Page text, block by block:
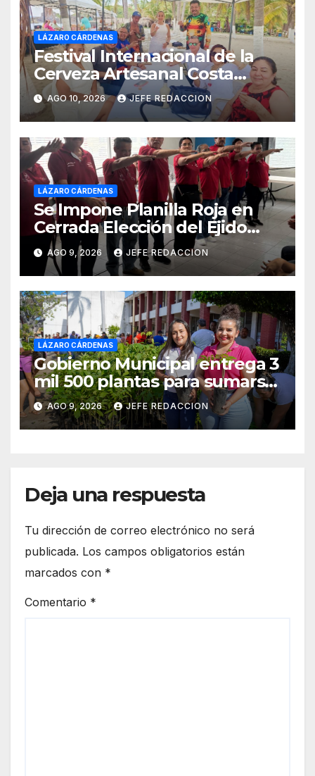
LÁZARO CÁRDENAS
Festival Internacional de la
Cerveza Artesanal Costa
Michoacán 2026 Cerro su 19ª
Edición
AGO 10, 2026 JEFE REDACCION
LÁZARO CÁRDENAS
Se Impone Planilla Roja en
Cerrada Elección del Ejido
Melchor Ocampo en Lázaro
Cárdenas
AGO 9, 2026 JEFE REDACCION
LÁZARO CÁRDENAS
Gobierno Municipal entrega 3
mil 500 plantas para sumarse
a la Jornada Nacional de
Reforestación
AGO 9, 2026 JEFE REDACCION
Deja una respuesta
Tu dirección de correo electrónico no será
publicada. Los campos obligatorios están
marcados con *
Comentario *